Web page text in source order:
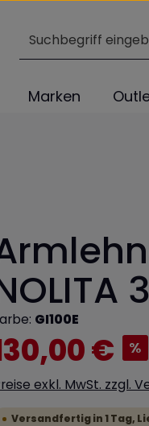
Marken
GI100E
€ %
exkl. MwSt. zzgl.
Versandfertig in 1 Tag,